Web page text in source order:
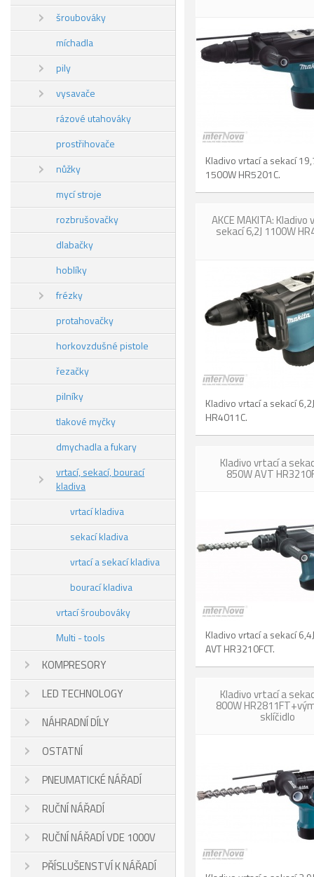
šroubováky
míchadla
pily
vysavače
rázové utahováky
prostřihovače
nůžky
mycí stroje
rozbrušovačky
dlabačky
hoblíky
frézky
protahovačky
horkovzdušné pistole
řezačky
pilníky
tlakové myčky
dmychadla a fukary
vrtací, sekací, bourací
kladiva
vrtací kladiva
sekací kladiva
vrtací a sekací kladiva
bourací kladiva
vrtací šroubováky
Multi - tools
KOMPRESORY
LED TECHNOLOGY
NÁHRADNÍ DÍLY
OSTATNÍ
PNEUMATICKÉ NÁŘADÍ
RUČNÍ NÁŘADÍ
RUČNÍ NÁŘADÍ VDE 1000V
PŘÍSLUŠENSTVÍ K NÁŘADÍ
Kladivo vrtací a sekací
1500W HR5201C.
AKCE MAKITA: Kladivo
sekací 6,2J 1100W
Kladivo vrtací a sekací
HR4011C.
Kladivo vrtací a
850W AVT
Kladivo vrtací a sekací
AVT HR3210FCT.
Kladivo vrtací a
800W
sklíčidlo